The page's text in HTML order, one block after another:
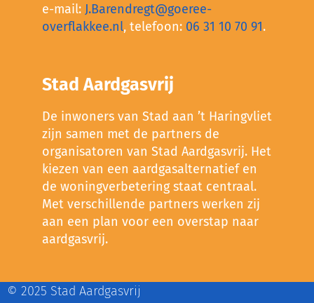
e-mail: J.Barendregt@goeree-
overflakkee.nl, telefoon: 06 31 10 70 91.
Stad Aardgasvrij
De inwoners van Stad aan ’t Haringvliet
zijn samen met de partners de
organisatoren van Stad Aardgasvrij. Het
kiezen van een aardgasalternatief en
de woningverbetering staat centraal.
Met verschillende partners werken zij
aan een plan voor een overstap naar
aardgasvrij.
© 2025 Stad Aardgasvrij